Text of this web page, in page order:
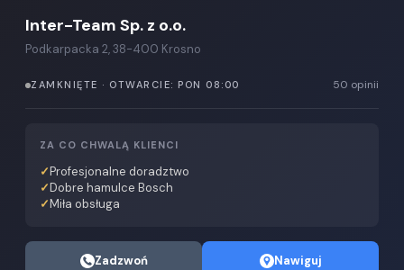
Inter-Team Sp. z o.o.
Podkarpacka 2, 38-400 Krosno
ZAMKNIĘTE · OTWARCIE: PON 08:00 50 opinii
ZA CO CHWALĄ KLIENCI
Profesjonalne doradztwo
Dobre hamulce Bosch
Miła obsługa
Zadzwoń Nawiguj